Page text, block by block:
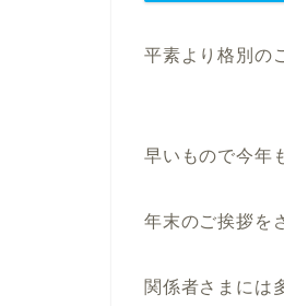
平素より格別の
早いもので今年
年末のご挨拶を
関係者さまには